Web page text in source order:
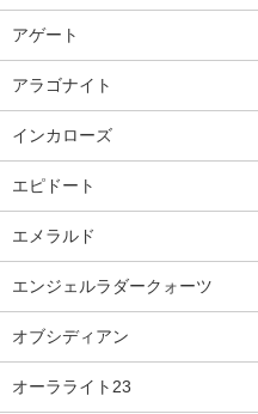
アゲート
アラゴナイト
インカローズ
エピドート
エメラルド
エンジェルラダークォーツ
オブシディアン
オーラライト23